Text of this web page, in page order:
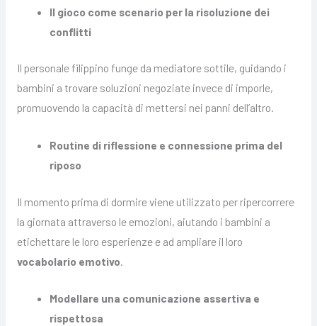
Il gioco come scenario per la risoluzione dei
conflitti
Il personale filippino funge da mediatore sottile, guidando i
bambini a trovare soluzioni negoziate invece di imporle,
promuovendo la capacità di mettersi nei panni dell’altro.
Routine di riflessione e connessione prima del
riposo
Il momento prima di dormire viene utilizzato per ripercorrere
la giornata attraverso le emozioni, aiutando i bambini a
etichettare le loro esperienze e ad ampliare il loro
vocabolario emotivo
Modellare una comunicazione assertiva e
rispettosa